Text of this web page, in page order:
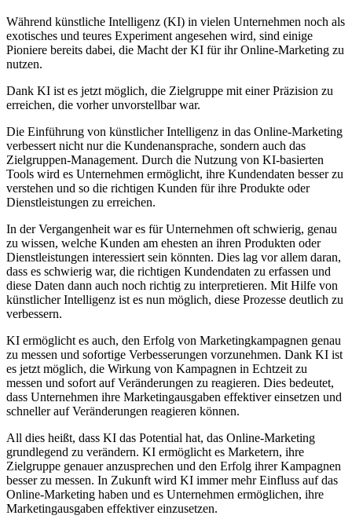
Während künstliche Intelligenz (KI) in vielen Unternehmen noch als
exotisches und teures Experiment angesehen wird, sind einige
Pioniere bereits dabei, die Macht der KI für ihr Online-Marketing zu
nutzen.
Dank KI ist es jetzt möglich, die Zielgruppe mit einer Präzision zu
erreichen, die vorher unvorstellbar war.
Die Einführung von künstlicher Intelligenz in das Online-Marketing
verbessert nicht nur die Kundenansprache, sondern auch das
Zielgruppen-Management. Durch die Nutzung von KI-basierten
Tools wird es Unternehmen ermöglicht, ihre Kundendaten besser zu
verstehen und so die richtigen Kunden für ihre Produkte oder
Dienstleistungen zu erreichen.
In der Vergangenheit war es für Unternehmen oft schwierig, genau
zu wissen, welche Kunden am ehesten an ihren Produkten oder
Dienstleistungen interessiert sein könnten. Dies lag vor allem daran,
dass es schwierig war, die richtigen Kundendaten zu erfassen und
diese Daten dann auch noch richtig zu interpretieren. Mit Hilfe von
künstlicher Intelligenz ist es nun möglich, diese Prozesse deutlich zu
verbessern.
KI ermöglicht es auch, den Erfolg von Marketingkampagnen genau
zu messen und sofortige Verbesserungen vorzunehmen. Dank KI ist
es jetzt möglich, die Wirkung von Kampagnen in Echtzeit zu
messen und sofort auf Veränderungen zu reagieren. Dies bedeutet,
dass Unternehmen ihre Marketingausgaben effektiver einsetzen und
schneller auf Veränderungen reagieren können.
All dies heißt, dass KI das Potential hat, das Online-Marketing
grundlegend zu verändern. KI ermöglicht es Marketern, ihre
Zielgruppe genauer anzusprechen und den Erfolg ihrer Kampagnen
besser zu messen. In Zukunft wird KI immer mehr Einfluss auf das
Online-Marketing haben und es Unternehmen ermöglichen, ihre
Marketingausgaben effektiver einzusetzen.